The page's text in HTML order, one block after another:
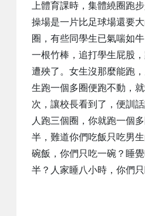
上體育課時，集體繞圈跑
操場是一片比足球場還要
圈，有些同學生已氣喘如
一根竹棒，追打學生屁股
遭殃了。女生沒那麼能跑
生跑一個多圈便跑不動，
次，讓校長看到了，便訓
人跑三個圈，你就跑一個
半，難道你們吃飯只吃男
碗飯，你們只吃一碗？睡
半？人家睡八小時，你們只